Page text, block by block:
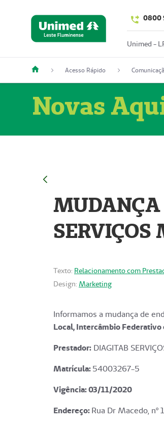
0800
Unimed -
Acesso Rápido
Novas
MUDANÇA
Texto: Relacionamento com
Design: Marketing
Informamos a mudança de
Local, Intercâmbio Federativo
Prestador: DIAGITAB
Matrícula:54003267-5
Vigência: 03/11/2020
Endereço:Rua Dr Macedo, nº